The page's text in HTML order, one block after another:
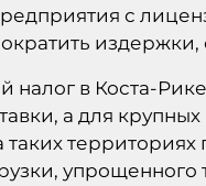
с
налог в Коста-
а для
таких